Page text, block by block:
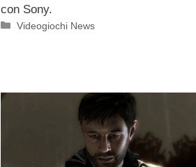
con Sony.
Categorie
Videogiochi News